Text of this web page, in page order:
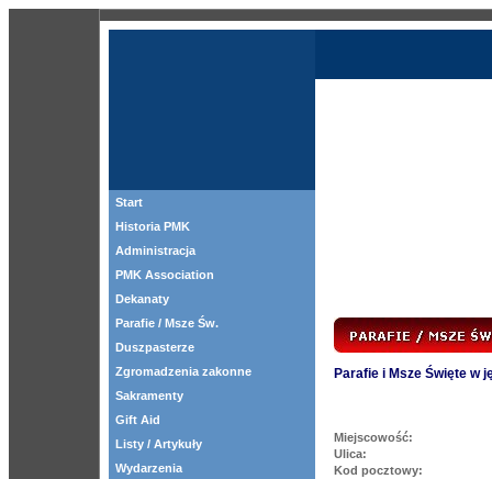
Start
Historia PMK
Administracja
PMK Association
Dekanaty
Parafie / Msze Św.
Duszpasterze
Zgromadzenia zakonne
Sakramenty
Gift Aid
Listy / Artykuły
Wydarzenia
Parafie i Msze Święte w
Miejscowość:
Ulica:
Kod pocztowy: